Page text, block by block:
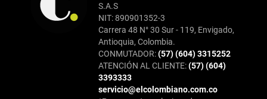
S.A.S
NIT: 890901352-3
Carrera 48 N° 30 Sur - 119, Envigado,
Antioquia, Colombia.
CONMUTADOR:(57) (604) 3315252
ATENCIÓN AL CLIENTE:(57) (604)
3393333
servicio@elcolombiano.com.co